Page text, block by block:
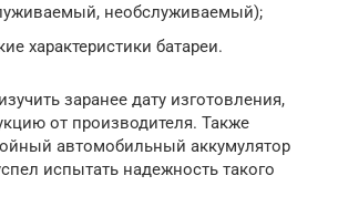
необслуживаемый);
характеристики батареи.
заранее дату изготовления,
от производителя. Также
автомобильный аккумулятор
испытать надежность такого